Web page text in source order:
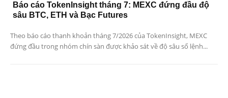
Báo cáo TokenInsight tháng 7: MEXC đứng đầu độ
sâu BTC, ETH và Bạc Futures
Theo báo cáo thanh khoản tháng 7/2026 của TokenInsight, MEXC
đứng đầu trong nhóm chín sàn được khảo sát về độ sâu sổ lệnh...